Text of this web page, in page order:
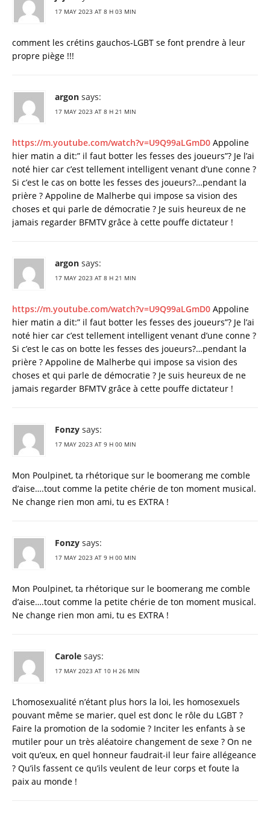
17 MAY 2023 AT 8 H 03 MIN
comment les crétins gauchos-LGBT se font prendre à leur
propre piège !!!
argon says:
17 MAY 2023 AT 8 H 21 MIN
https://m.youtube.com/watch?v=U9Q99aLGmD0 Appoline
hier matin a dit:” il faut botter les fesses des joueurs”? Je l’ai
noté hier car c’est tellement intelligent venant d’une conne ?
Si c’est le cas on botte les fesses des joueurs?…pendant la
prière ? Appoline de Malherbe qui impose sa vision des
choses et qui parle de démocratie ? Je suis heureux de ne
jamais regarder BFMTV grâce à cette pouffe dictateur !
argon says:
17 MAY 2023 AT 8 H 21 MIN
https://m.youtube.com/watch?v=U9Q99aLGmD0 Appoline
hier matin a dit:” il faut botter les fesses des joueurs”? Je l’ai
noté hier car c’est tellement intelligent venant d’une conne ?
Si c’est le cas on botte les fesses des joueurs?…pendant la
prière ? Appoline de Malherbe qui impose sa vision des
choses et qui parle de démocratie ? Je suis heureux de ne
jamais regarder BFMTV grâce à cette pouffe dictateur !
Fonzy says:
17 MAY 2023 AT 9 H 00 MIN
Mon Poulpinet, ta rhétorique sur le boomerang me comble
d’aise….tout comme la petite chérie de ton moment musical.
Ne change rien mon ami, tu es EXTRA !
Fonzy says:
17 MAY 2023 AT 9 H 00 MIN
Mon Poulpinet, ta rhétorique sur le boomerang me comble
d’aise….tout comme la petite chérie de ton moment musical.
Ne change rien mon ami, tu es EXTRA !
Carole says:
17 MAY 2023 AT 10 H 26 MIN
L’homosexualité n’étant plus hors la loi, les homosexuels
pouvant même se marier, quel est donc le rôle du LGBT ?
Faire la promotion de la sodomie ? Inciter les enfants à se
mutiler pour un très aléatoire changement de sexe ? On ne
voit qu’eux, en quel honneur faudrait-il leur faire allégeance
? Qu’ils fassent ce qu’ils veulent de leur corps et foute la
paix au monde !